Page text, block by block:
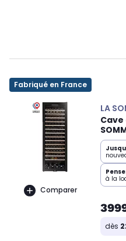
Fabriqué en France
Comparer
LA
Cave
à la
dès